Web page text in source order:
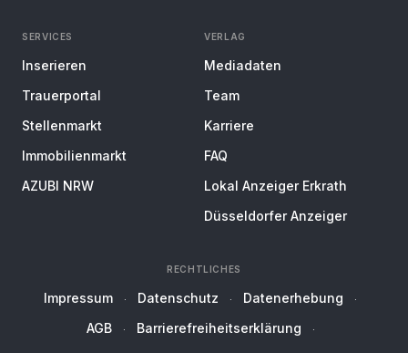
SERVICES
Inserieren
Trauerportal
Stellenmarkt
Immobilienmarkt
AZUBI NRW
VERLAG
Mediadaten
Team
Karriere
FAQ
Lokal Anzeiger Erkrath
Düsseldorfer Anzeiger
RECHTLICHES
Impressum Datenschutz
Datenerhebung
AGB
Barrierefreiheitserklärung